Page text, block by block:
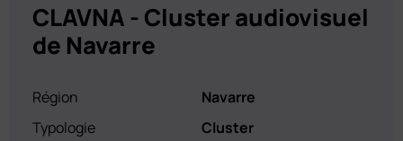
CLAVNA - Cluster audiovisuel
de Navarre
Région
Navarre
Typologie
Cluster